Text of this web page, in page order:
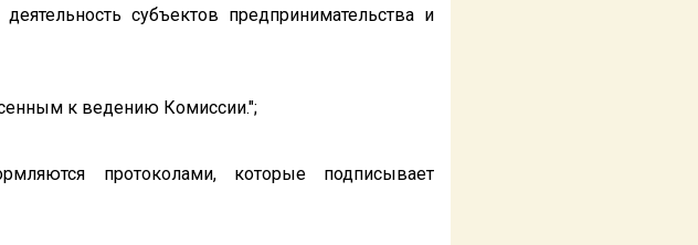
субъектов предпринимательства и
к ведению Комиссии.";
протоколами, которые подписывает